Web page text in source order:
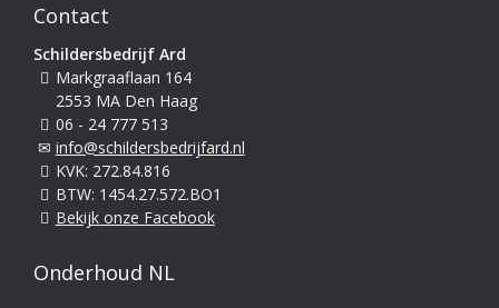
Contact
Schildersbedrijf Ard
Markgraaflaan 164
2553 MA Den Haag
06 - 24 777 513
info@schildersbedrijfard.nl
KVK: 272.84.816
BTW: 1454.27.572.BO1
Bekijk onze Facebook
Onderhoud NL